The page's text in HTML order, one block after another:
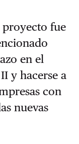
fue
en el
y hacerse a
con
nuevas